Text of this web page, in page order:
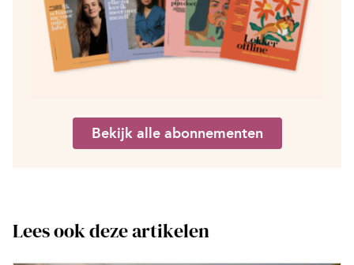
Bekijk alle abonnementen
Lees ook deze artikelen